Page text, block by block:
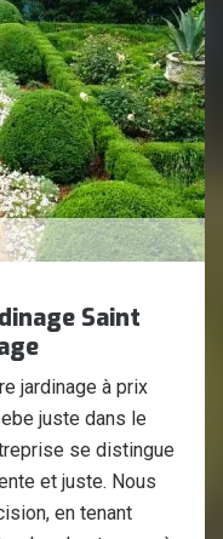
Saint
jardinage à prix
juste dans le
se distingue
et juste. Nous
en tenant